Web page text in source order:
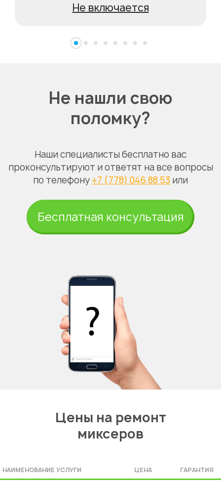
Не включается
Не нашли свою
поломку?
Наши специалисты бесплатно вас
проконсультируют и ответят на все вопросы
по телефону +7 (778) 046 88 53 или
Бесплатная консультация
Цены на ремонт
миксеров
НАИМЕНОВАНИЕ УСЛУГИ ЦЕНА ГАРАНТИЯ